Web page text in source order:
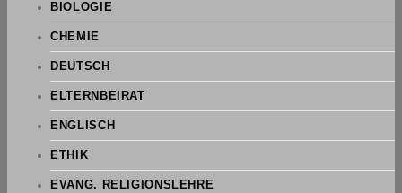
BIOLOGIE
CHEMIE
DEUTSCH
ELTERNBEIRAT
ENGLISCH
ETHIK
EVANG. RELIGIONSLEHRE